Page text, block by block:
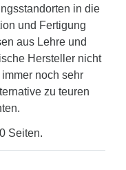
in die
und Fertigung
aus Lehre und
Hersteller nicht
noch sehr
zu teuren
Seiten.